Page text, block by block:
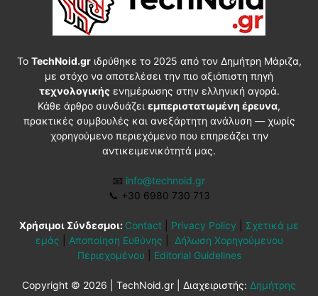
Το TechNoid.grιδρύθηκε το 2025 από τον Δημήτρη Μάριζα,
με στόχο να αποτελέσει την πιο αξιόπιστη πηγή
τεχνολογικήςενημέρωσης στην ελληνική αγορά.
Κάθε άρθρο συνδυάζει εμπεριστατωμένη έρευνα,
πρακτικές συμβουλές και ανεξάρτητη ανάλυση — χωρίς
χορηγούμενο περιεχόμενο που επηρεάζει την
αντικειμενικότητά μας.
📧 info@technoid.gr
📞 +30 6980 730 713
Χρήσιμοι Σύνδεσμοι: Contact Privacy Policy
Σχετικά με
εμάς
Αποποίηση Ευθύνης
Δήλωση Χορηγούμενου
Περιεχομένου
Editorial Guidelines
Copyright © 2026 | TechNoid.gr | Διαχειριστής: Δημήτρης